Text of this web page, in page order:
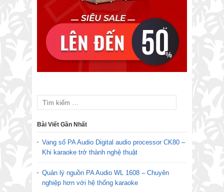
Bài Viết Gần Nhất
Vang số PA Audio Digital audio processor CK80 –
Khi karaoke trở thành nghệ thuật
Quản lý nguồn PA Audio WL 1608 – Chuyên
nghiệp hơn với hệ thống karaoke